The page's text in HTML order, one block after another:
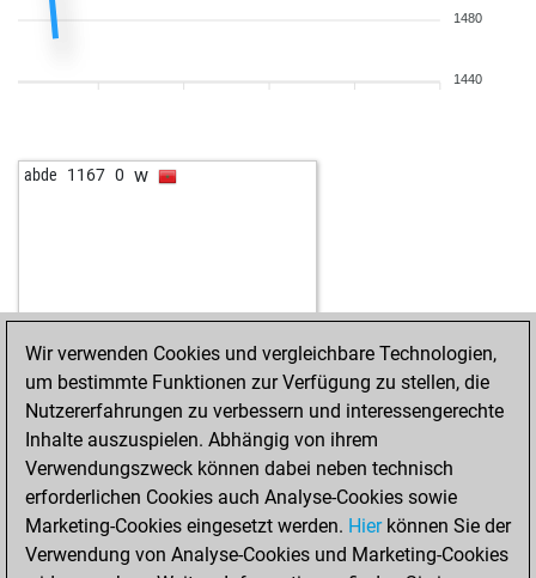
1480
1440
abde 1167 0 w
Wir verwenden Cookies und vergleichbare Technologien,
um bestimmte Funktionen zur Verfügung zu stellen, die
Nutzererfahrungen zu verbessern und interessengerechte
Inhalte auszuspielen. Abhängig von ihrem
Verwendungszweck können dabei neben technisch
erforderlichen Cookies auch Analyse-Cookies sowie
Marketing-Cookies eingesetzt werden. Hierkönnen Sie der
Verwendung von Analyse-Cookies und Marketing-Cookies